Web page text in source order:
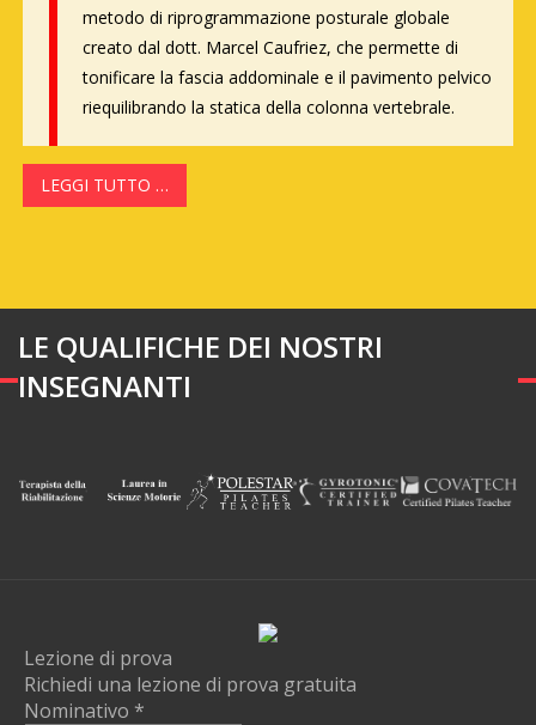
metodo di riprogrammazione posturale globale
creato dal dott. Marcel Caufriez, che permette di
tonificare la fascia addominale e il pavimento pelvico
riequilibrando la statica della colonna vertebrale.
LEGGI TUTTO …
LE QUALIFICHE DEI NOSTRI
INSEGNANTI
Lezione di prova
Richiedi una lezione di prova gratuita
Nominativo *